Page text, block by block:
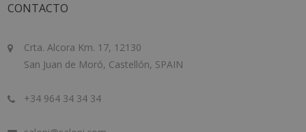
CONTACTO
Crta. Alcora Km. 17, 12130
San Juan de Moró, Castellón, SPAIN
+34 964 34 34 34